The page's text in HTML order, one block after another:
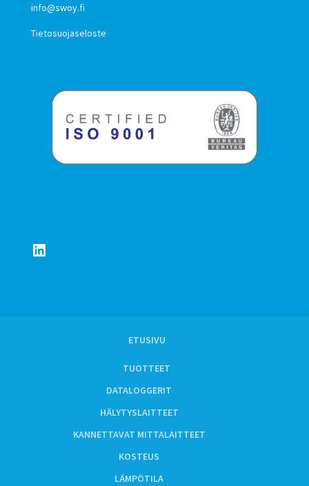
info@swoy.fi
Tietosuojaseloste
LinkedIn
ETUSIVU
TUOTTEET
DATALOGGERIT
HÄLYTYSLAITTEET
KANNETTAVAT MITTALAITTEET
KOSTEUS
LÄMPÖTILA